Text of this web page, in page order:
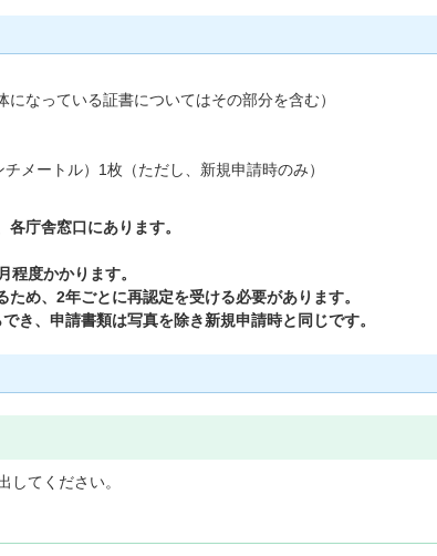
なっている証書についてはその部分を含む）
メートル）1枚（ただし、新規申請時のみ）
庁舎窓口にあります。
程度かかります。
め、2年ごとに再認定を受ける必要があります。
き、申請書類は写真を除き新規申請時と同じです。
してください。